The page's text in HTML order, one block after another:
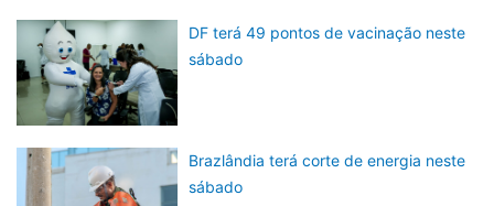
DF terá 49 pontos de vacinação neste
sábado
Brazlândia terá corte de energia neste
sábado